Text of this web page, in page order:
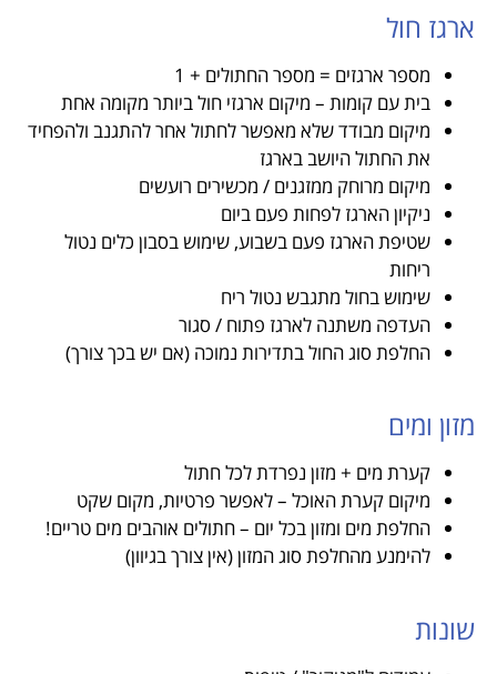
ארגז חול
מספר ארגזים = מספר החתולים + 1
בית עם קומות – מיקום ארגזי חול ביותר מקומה אחת
מיקום מבודד שלא מאפשר לחתול אחר להתגנב ולהפחיד
את החתול היושב בארגז
מיקום מרוחק ממזגנים / מכשירים רועשים
ניקיון הארגז לפחות פעם ביום
שטיפת הארגז פעם בשבוע, שימוש בסבון כלים נטול
ריחות
שימוש בחול מתגבש נטול ריח
העדפה משתנה לארגז פתוח / סגור
החלפת סוג החול בתדירות נמוכה (אם יש בכך צורך)
מזון ומים
קערת מים + מזון נפרדת לכל חתול
מיקום קערת האוכל – לאפשר פרטיות, מקום שקט
החלפת מים ומזון בכל יום – חתולים אוהבים מים טריים!
להימנע מהחלפת סוג המזון (אין צורך בגיוון)
שונות